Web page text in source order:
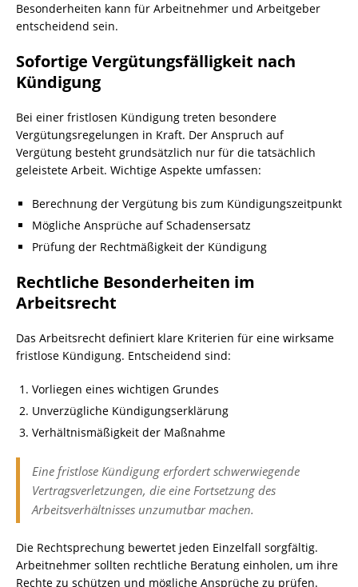
Besonderheiten kann für Arbeitnehmer und Arbeitgeber
entscheidend sein.
Sofortige Vergütungsfälligkeit nach
Kündigung
Bei einer fristlosen Kündigung treten besondere
Vergütungsregelungen in Kraft. Der Anspruch auf
Vergütung besteht grundsätzlich nur für die tatsächlich
geleistete Arbeit. Wichtige Aspekte umfassen:
Berechnung der Vergütung bis zum Kündigungszeitpunkt
Mögliche Ansprüche auf Schadensersatz
Prüfung der Rechtmäßigkeit der Kündigung
Rechtliche Besonderheiten im
Arbeitsrecht
Das Arbeitsrecht definiert klare Kriterien für eine wirksame
fristlose Kündigung. Entscheidend sind:
Vorliegen eines wichtigen Grundes
Unverzügliche Kündigungserklärung
Verhältnismäßigkeit der Maßnahme
Eine fristlose Kündigung erfordert schwerwiegende
Vertragsverletzungen, die eine Fortsetzung des
Arbeitsverhältnisses unzumutbar machen.
Die Rechtsprechung bewertet jeden Einzelfall sorgfältig.
Arbeitnehmer sollten rechtliche Beratung einholen, um ihre
Rechte zu schützen und mögliche Ansprüche zu prüfen.